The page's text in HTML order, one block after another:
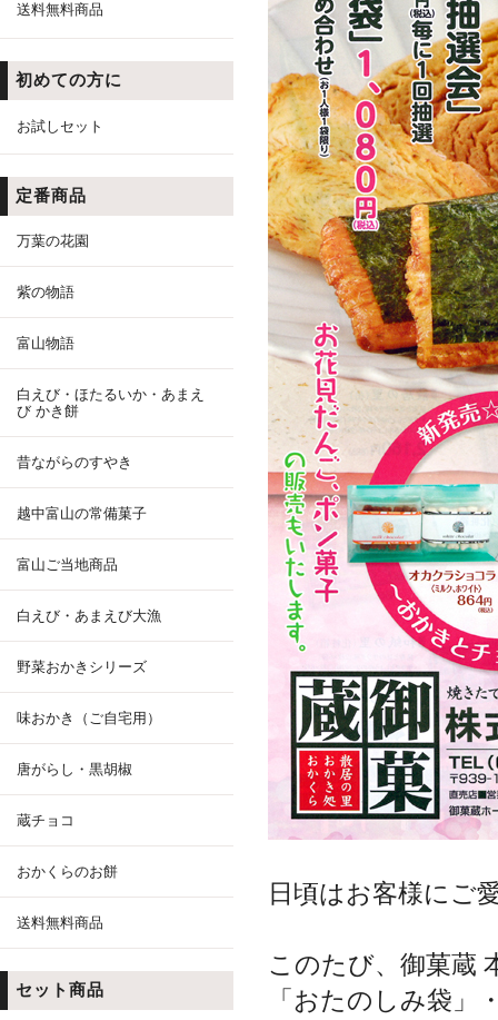
送料無料商品
初めての方に
お試しセット
定番商品
万葉の花園
紫の物語
富山物語
白えび・ほたるいか・あまえ
び かき餅
昔ながらのすやき
越中富山の常備菓子
富山ご当地商品
白えび・あまえび大漁
野菜おかきシリーズ
味おかき（ご自宅用）
唐がらし・黒胡椒
蔵チョコ
おかくらのお餅
送料無料商品
セット商品
日頃はお客様にご
このたび、御菓蔵
「おたのしみ袋」